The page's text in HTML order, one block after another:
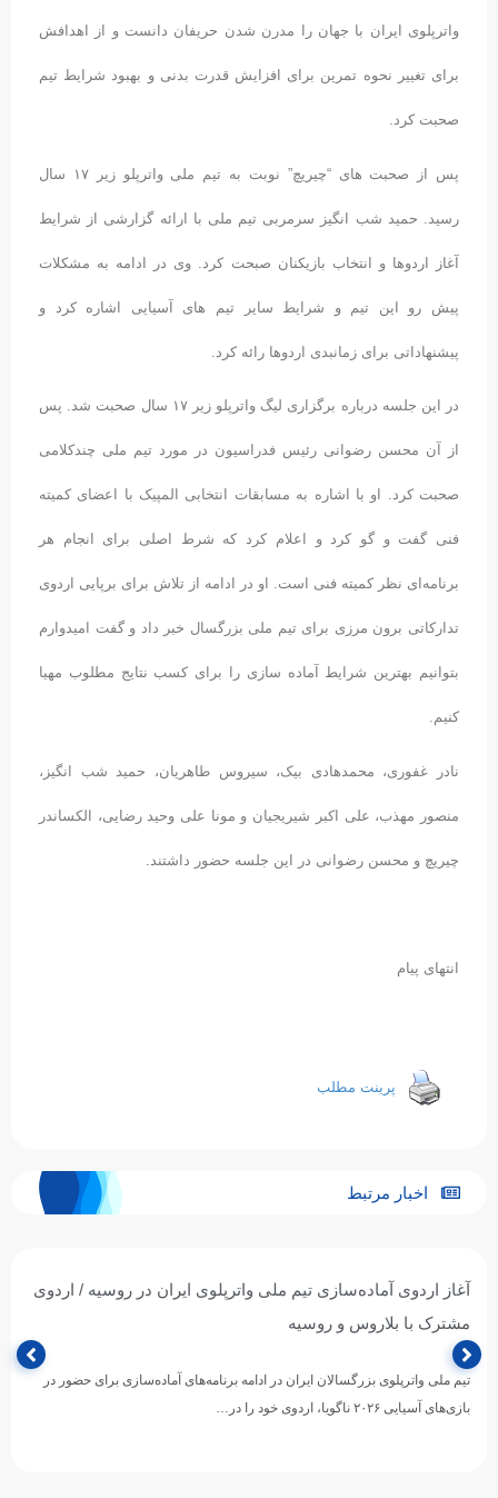
واترپلوی ایران با جهان را مدرن شدن حریفان دانست و از اهدافش
برای تغییر نحوه تمرین برای افزایش قدرت بدنی و بهبود شرایط تیم
صحبت کرد.
پس از صحبت های “چیریچ” نوبت به تیم ملی واترپلو زیر ۱۷ سال
رسید. حمید شب انگیز سرمربی تیم ملی با ارائه گزارشی از شرایط
آغاز اردوها و انتخاب بازیکنان صبحت کرد. وی در ادامه به مشکلات
پیش رو این تیم و شرایط سایر تیم های آسیایی اشاره کرد و
پیشنهاداتی برای زمانبدی اردوها رائه کرد.
در این جلسه درباره برگزاری لیگ واترپلو زیر ۱۷ سال صحبت شد. پس
از آن محسن رضوانی رئیس فدراسیون در مورد تیم ملی چندکلامی
صحبت کرد. او با اشاره به مسابقات انتخابی المپیک با اعضای کمیته
فنی گفت و گو کرد و اعلام کرد که شرط اصلی برای انجام هر
برنامه‌ای نظر کمیته فنی است. او در ادامه از تلاش برای برپایی اردوی
تدارکاتی برون مرزی برای تیم ملی بزرگسال خبر داد و گفت امیدوارم
بتوانیم بهترین شرایط آماده سازی را برای کسب نتایج مطلوب مهیا
کنیم.
نادر غفوری، محمدهادی بیک، سیروس طاهریان، حمید شب انگیز،
منصور مهذب، علی اکبر شیریجیان و مونا علی وحید رضایی، الکساندر
چیریچ و محسن رضوانی در این جلسه حضور داشتند.
انتهای پیام
پرینت مطلب
اخبار مرتبط
آغاز اردوی آماده‌سازی تیم ملی واترپلوی ایران در روسیه / اردوی
مشترک با بلاروس و روسیه
تیم ملی واترپلوی بزرگسالان ایران در ادامه برنامه‌های آماده‌سازی برای حضور در
بازی‌های آسیایی ۲۰۲۶ ناگویا، اردوی خود را در…